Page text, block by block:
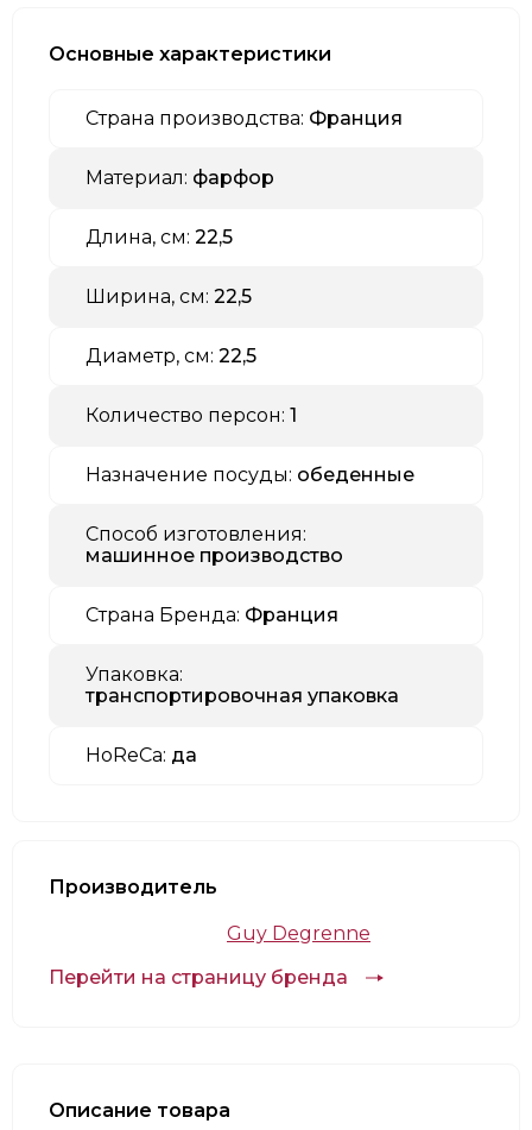
Основные характеристики
Страна производства: Франция
Материал: фарфор
Длина, см: 22,5
Ширина, см: 22,5
Диаметр, см: 22,5
Количество персон: 1
Назначение посуды: обеденные
Способ изготовления:
машинное производство
Страна Бренда: Франция
Упаковка:
транспортировочная упаковка
HoReCa: да
Производитель
Guy Degrenne
Перейти на страницу бренда
Описание товара